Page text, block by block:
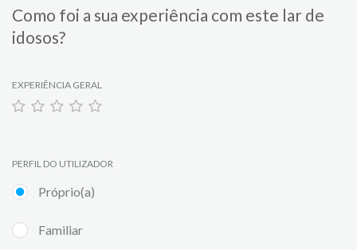
Como foi a sua experiência com este lar de
idosos?
EXPERIÊNCIA GERAL
PERFIL DO UTILIZADOR
Próprio(a)
Familiar